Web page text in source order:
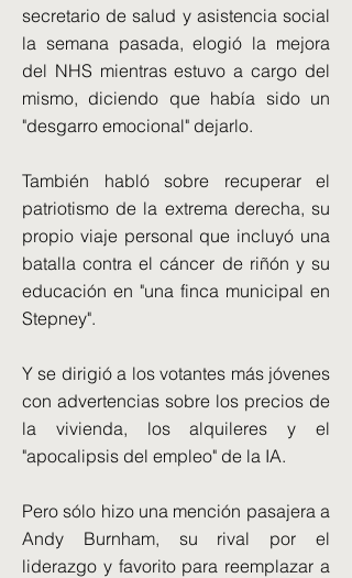
secretario de salud y asistencia social
la semana pasada, elogió la mejora
del NHS mientras estuvo a cargo del
mismo, diciendo que había sido un
"desgarro emocional" dejarlo.
También habló sobre recuperar el
patriotismo de la extrema derecha, su
propio viaje personal que incluyó una
batalla contra el cáncer de riñón y su
educación en "una finca municipal en
Stepney".
Y se dirigió a los votantes más jóvenes
con advertencias sobre los precios de
la vivienda, los alquileres y el
"apocalipsis del empleo" de la IA.
Pero sólo hizo una mención pasajera a
Andy Burnham, su rival por el
liderazgo y favorito para reemplazar a